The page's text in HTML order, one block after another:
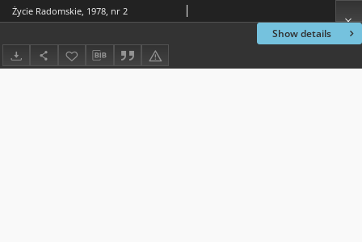
Show details
Życie Radomskie, 1978, nr 2